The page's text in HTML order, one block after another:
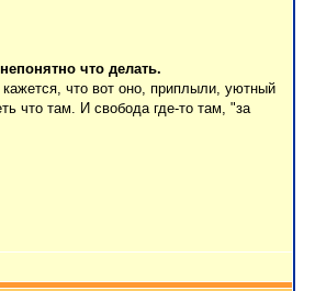
что делать.
что вот оно, приплыли, уютный
что там. И свобода где-то там, "за